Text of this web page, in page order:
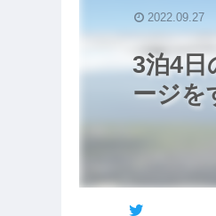
3泊4日
ージを
2022.09.27